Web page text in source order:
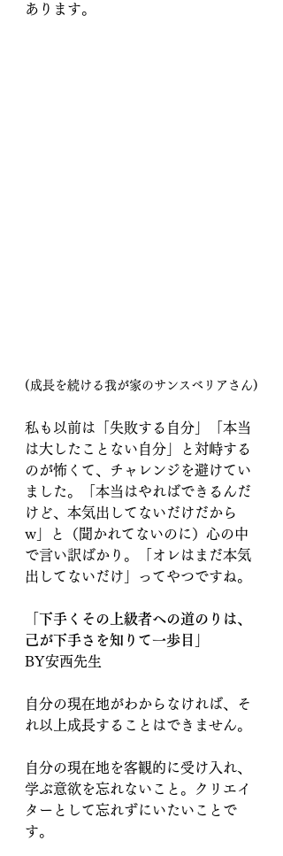
あります。
(成長を続ける我が家のサンスベリアさん)
私も以前は「失敗する自分」「本当
は大したことない自分」と対峙する
のが怖くて、チャレンジを避けてい
ました。「本当はやればできるんだ
けど、本気出してないだけだから
w」と（聞かれてないのに）心の中
で言い訳ばかり。「オレはまだ本気
出してないだけ」ってやつですね。
「下手くその上級者への道のりは、
己が下手さを知りて一歩目」
BY安西先生
自分の現在地がわからなければ、そ
れ以上成長することはできません。
自分の現在地を客観的に受け入れ、
学ぶ意欲を忘れないこと。クリエイ
ターとして忘れずにいたいことで
す。